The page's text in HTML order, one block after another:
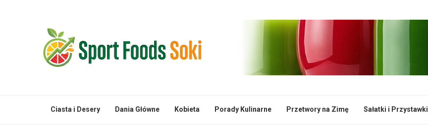
Ciasta i Desery Dania Główne Kobieta Porady Kulinarne Przetwory na Zimę Sałatki i Przystawki